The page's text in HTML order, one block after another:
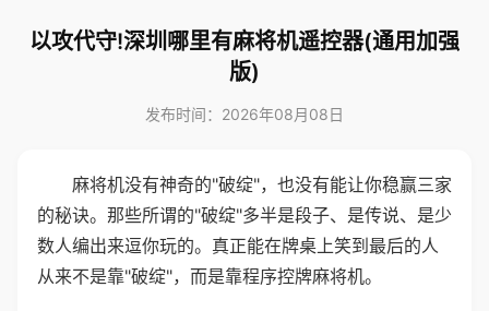
以攻代守!深圳哪里有麻将机遥控器(通用加强
版)
发布时间：2026年08月08日
麻将机没有神奇的"破绽"，也没有能让你稳赢三家
的秘诀。那些所谓的"破绽"多半是段子、是传说、是少
数人编出来逗你玩的。真正能在牌桌上笑到最后的人
从来不是靠"破绽"，而是靠程序控牌麻将机。